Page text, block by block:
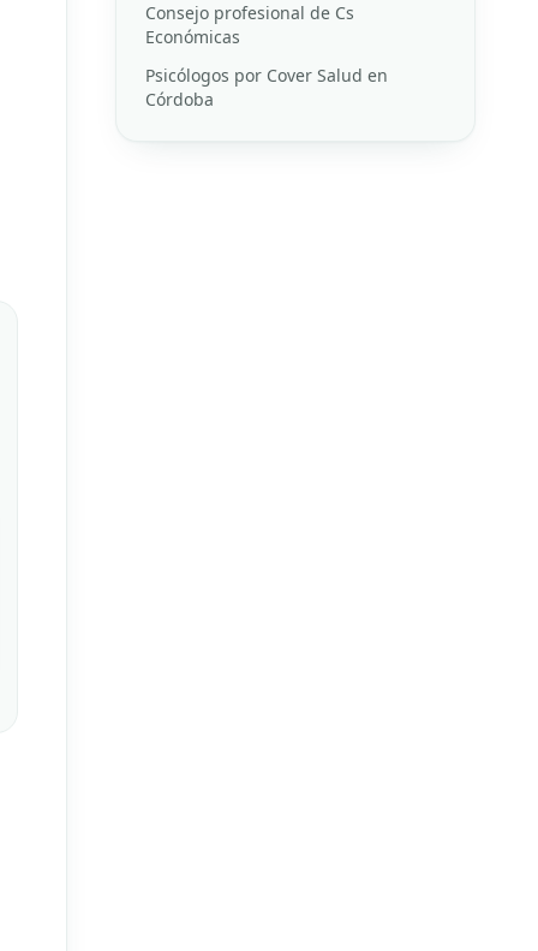
Consejo profesional de Cs
Económicas
Psicólogos por Cover Salud en
Córdoba